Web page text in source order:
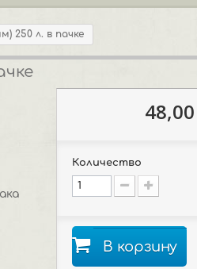
250 л. в пачке
Количество
В корзину